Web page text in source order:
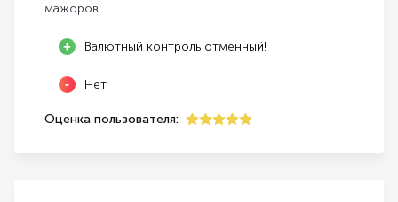
мажоров.
Валютный контроль отменный!
Нет
Оценка пользователя: